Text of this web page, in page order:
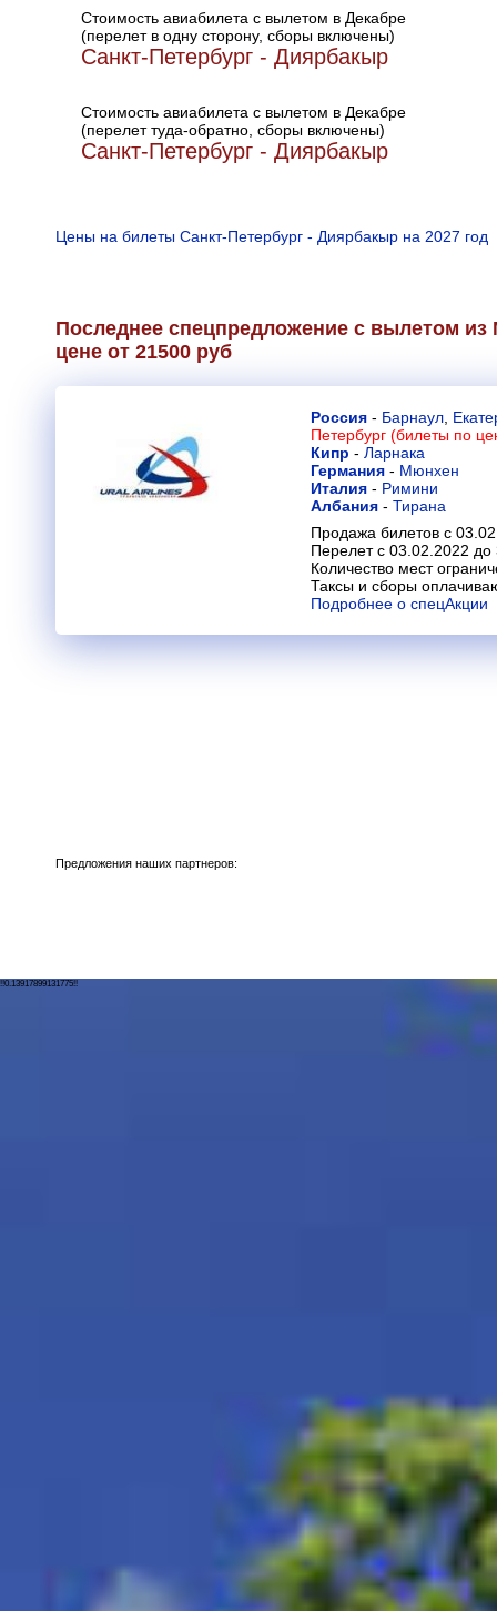
Стоимость авиабилета с вылетом в Декабре
(перелет в одну сторону, сборы включены)
Санкт-Петербург - Диярбакыр
Стоимость авиабилета с вылетом в Декабре
(перелет туда-обратно, сборы включены)
Санкт-Петербург - Диярбакыр
Цены на билеты Санкт-Петербург - Диярбакыр на 2027 год
Последнее спецпредложение с вылетом
цене от 21500 руб
Россия - Барнаул
Петербург (билеты по
Кипр - Ларнака
Германия - Мюнхен
Италия - Римини
Албания - Тирана
Продажа билетов с
Перелет с 03.02.2022 до
Количество мест
Таксы и сборы
Подробнее о спецАкции
Предложения наших партнеров:
!!0.13917899131775!!